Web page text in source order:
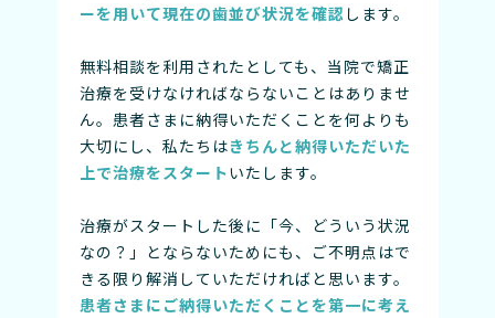
ーを用いて現在の歯並び状況を確認 します。
無料相談を利用されたとしても、当院で矯正
治療を受けなければならないことはありませ
ん。患者さまに納得いただくことを何よりも
大切にし、私たちはきちんと納得いただいた
上で治療をスタートいたします。
治療がスタートした後に「今、どういう状況
なの？」とならないためにも、ご不明点はで
きる限り解消していただければと思います。
患者さまにご納得いただくことを第一に考え